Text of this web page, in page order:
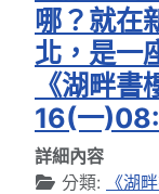
哪？就在
北，是一
《湖畔
16(一
詳細內容
分類:
《湖